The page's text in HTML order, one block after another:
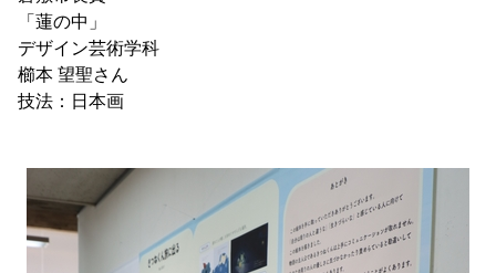
「蓮の中」
デザイン芸術学科
櫛本 望聖さん
技法：日本画